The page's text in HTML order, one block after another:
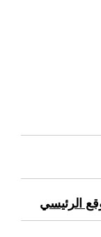
الرئيسي